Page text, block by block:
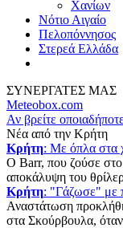
Χανίων
Νότιο Αιγαίο
Πελοπόννησος
Στερεά Ελλάδα
ΣΥΝΕΡΓΑΤΕΣ ΜΑΣ
Meteobox.com
Αν βρείτε
Νέα από την Κρήτη
Κρήτη: Με όπλα στα
Ο Barr, που ζούσε στο
αποκάλυψη του
Κρήτη: "Γάζωσε" με
Αναστάτωση
στα Σκούρβουλα, όταν